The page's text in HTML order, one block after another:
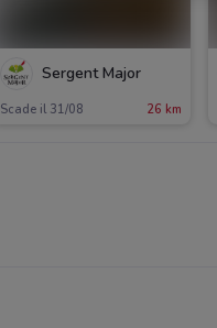
Sergent Major
Scade il 31/08 26 km